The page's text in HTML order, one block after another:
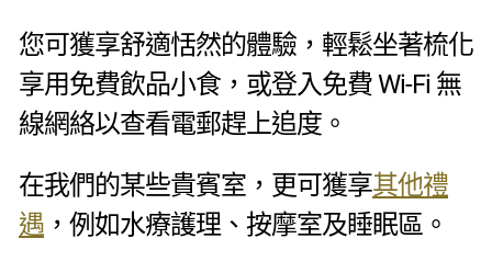
您可獲享舒適恬然的體驗，輕鬆坐著梳化
享用免費飲品小食，或登入免費 Wi-Fi 無
線網絡以查看電郵趕上追度。
在我們的某些貴賓室，更可獲享其他禮
遇 ，例如水療護理、按摩室及睡眠區。